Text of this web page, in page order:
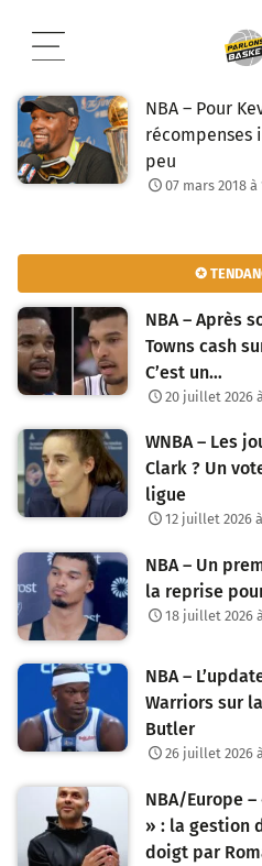
contenu
NBA – Pour
peu
07 mars 2018 à
✪
NBA – Après
Towns cash
C’est un…
20 juillet 2026
WNBA – Les
Clark ? Un
ligue
12 juillet 2026
NBA – Un
la reprise
18 juillet 2026
NBA –
Warriors sur
Butler
26 juillet 2026
NBA/Europe
» : la gestion
doigt par